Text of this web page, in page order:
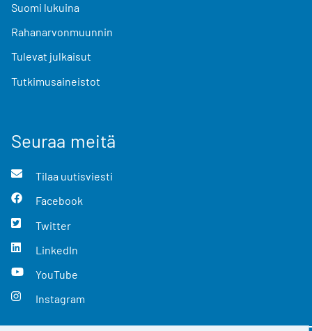
Suomi lukuina
Rahanarvonmuunnin
Tulevat julkaisut
Tutkimusaineistot
Seuraa meitä
Tilaa uutisviesti
Facebook
Twitter
LinkedIn
YouTube
Instagram